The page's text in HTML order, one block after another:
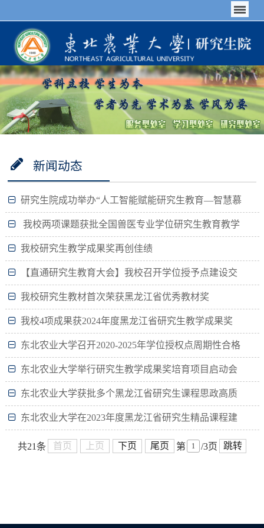
新闻动态
研究生院成功举办“人工智能赋能研究生教育—智慧慕
课建设与学科大模型应用探索”教师发展专题培训
我校两项课题获批全国兽医专业学位研究生教育教学
改革课题立项
我校研究生教学成果奖再创佳绩
【直通研究生教育大会】我校召开学位授予点建设交
流研讨会
我校研究生教材首次荣获黑龙江省优秀教材奖
我校4项成果获2024年度黑龙江省研究生教学成果奖
东北农业大学召开2020-2025年学位授权点周期性合格
评估工作校内评估会
东北农业大学举行研究生教学成果奖培育项目启动会
暨专题辅导会
东北农业大学获批多个黑龙江省研究生课程思政高质
量建设项目
东北农业大学在2023年度黑龙江省研究生精品课程建
设项目评审中喜获佳绩
共21条 首页 上页 下页 尾页 第 /3页 跳转